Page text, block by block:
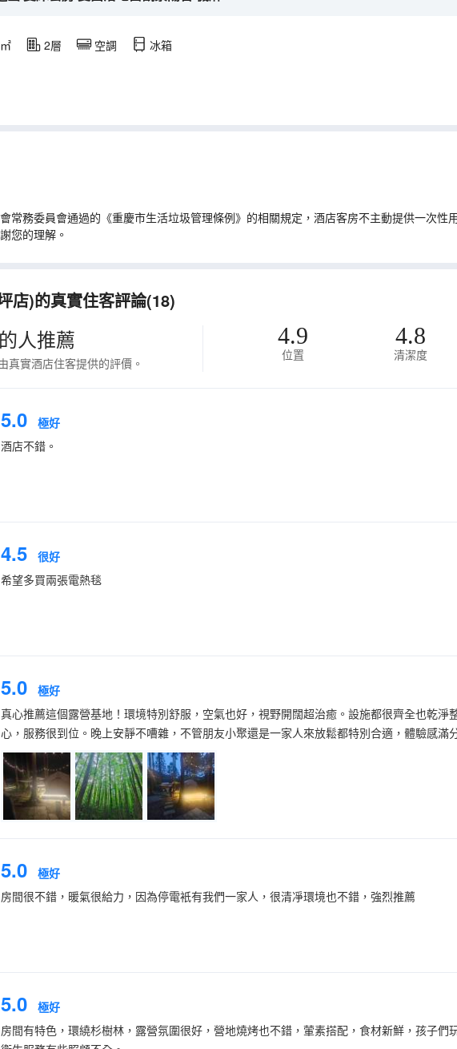
2層 空調 冰箱
常務委員會通過的《重慶市生活垃圾管理條例》的相關規定，酒店客房不主動提供一次性
您的理解。
店)的真實住客評論(18)
的人推薦
真實酒店住客提供的評價。
4.9
位置
4.8
清潔度
5.0 極好
酒店不錯。
4.5 很好
希望多買兩張電熱毯
5.0 極好
真心推薦這個露營基地！環境特別舒服，空氣也好，視野開闊超治癒。設施都很齊全也乾
心，服務很到位。晚上安靜不嘈雜，不管朋友小聚還是一家人來放鬆都特別合適，體驗感滿
5.0 極好
房間很不錯，暖氣很給力，因為停電衹有我們一家人，很清凈環境也不錯，強烈推薦
5.0 極好
房間有特色，環繞杉樹林，露營氛圍很好，營地燒烤也不錯，葷素搭配，食材新鮮，孩子們